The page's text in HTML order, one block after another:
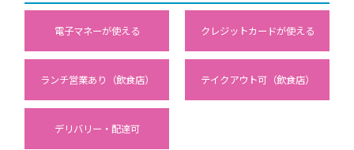
電子マネーが使える クレジットカードが使える
ランチ営業あり（飲食店） テイクアウト可（飲食店）
デリバリー・配達可